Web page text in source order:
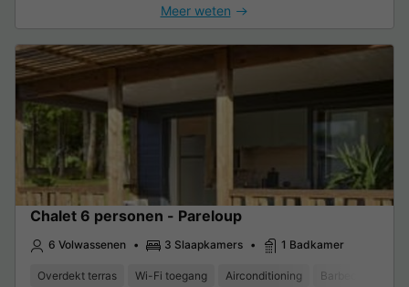
Meer weten
Chalet 6 personen - Pareloup
6 Volwassenen 3 Slaapkamers 1 Badkamer
Overdekt terras Wi-Fi toegang Airconditioning Barbecue